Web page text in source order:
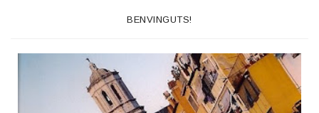
BENVINGUTS!